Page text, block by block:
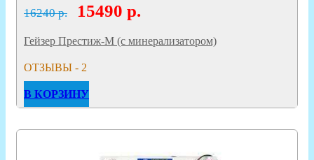
16240 р. 15490 р.
Гейзер Престиж-М (с минерализатором)
ОТЗЫВЫ - 2
В КОРЗИНУ